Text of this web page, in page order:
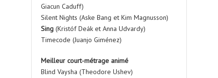
Giacun Caduff)
Silent Nights (Aske Bang et Kim Magnusson)
Sing (Kristóf Deák et Anna Udvardy)
Timecode (Juanjo Giménez)
Meilleur court-métrage animé
Blind Vaysha (Theodore Ushev)